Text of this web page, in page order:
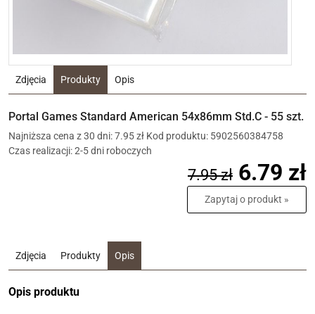
Zdjęcia Produkty Opis
Portal Games Standard American 54x86mm Std.C - 55 szt.
Najniższa cena z 30 dni: 7.95 zł Kod produktu: 5902560384758
Czas realizacji: 2-5 dni roboczych
7.95 zł 6.79 zł
Zapytaj o produkt »
Zdjęcia Produkty Opis
Opis produktu